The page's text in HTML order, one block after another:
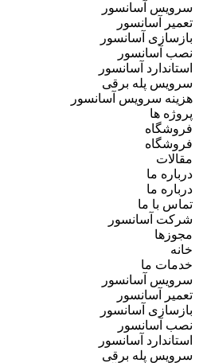
سرویس آسانسور
تعمیر آسانسور
بازسازی آسانسور
نصب آسانسور
استاندارد آسانسور
سرویس پله برقی
هزینه سرویس آسانسور
پروژه ها
فروشگاه
فروشگاه
مقالات
درباره ما
درباره ما
تماس با ما
شرکت آسانسور
مجوزها
خانه
خدمات ما
سرویس آسانسور
تعمیر آسانسور
بازسازی آسانسور
نصب آسانسور
استاندارد آسانسور
سرویس پله برقی